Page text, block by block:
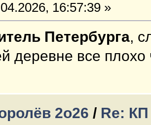
16:57:39 »
Петербурга,
деревне все
2о26 / Re: